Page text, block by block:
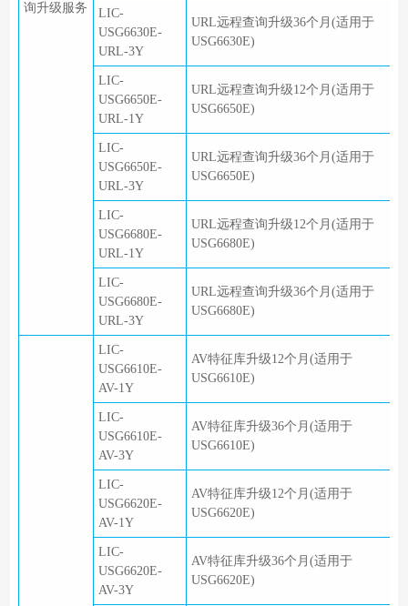
询升级服务
LIC-
USG6630E-
URL-3Y
URL远程查询升级36个月(适用于
USG6630E)
LIC-
USG6650E-
URL-1Y
URL远程查询升级12个月(适用于
USG6650E)
LIC-
USG6650E-
URL-3Y
URL远程查询升级36个月(适用于
USG6650E)
LIC-
USG6680E-
URL-1Y
URL远程查询升级12个月(适用于
USG6680E)
LIC-
USG6680E-
URL-3Y
URL远程查询升级36个月(适用于
USG6680E)
LIC-
USG6610E-
AV-1Y
AV特征库升级12个月(适用于
USG6610E)
LIC-
USG6610E-
AV-3Y
AV特征库升级36个月(适用于
USG6610E)
LIC-
USG6620E-
AV-1Y
AV特征库升级12个月(适用于
USG6620E)
LIC-
USG6620E-
AV-3Y
AV特征库升级36个月(适用于
USG6620E)